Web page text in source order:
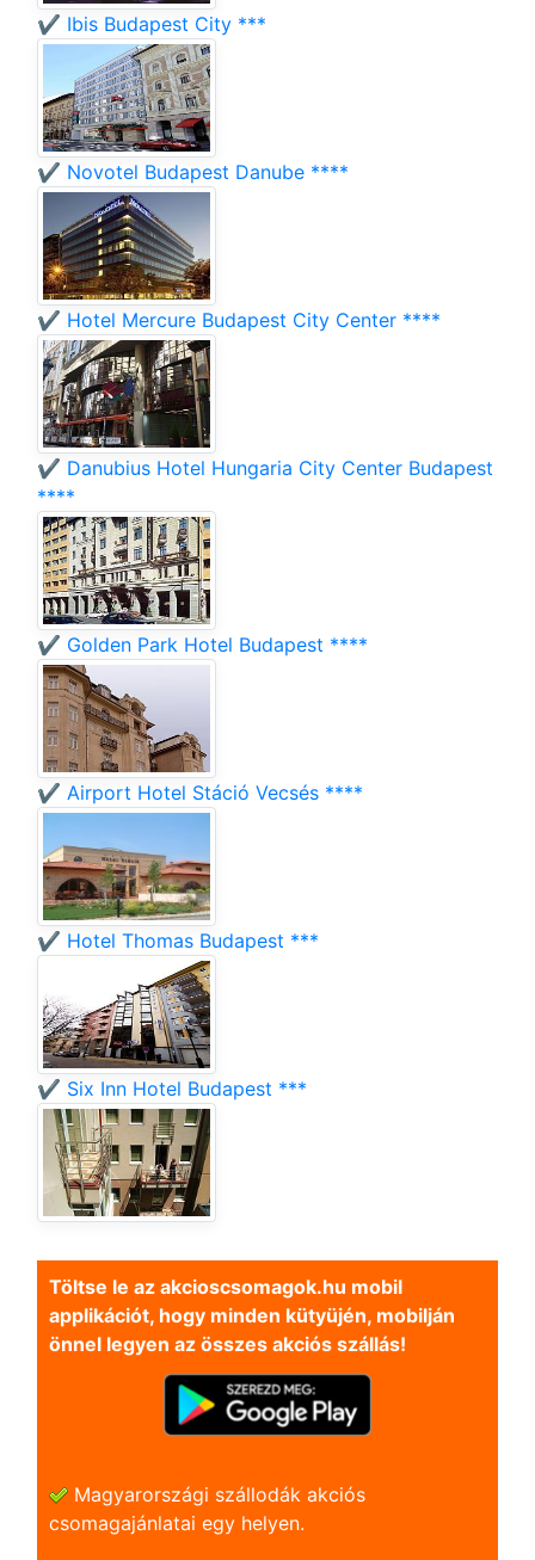
✔️ Ibis Budapest City ***
✔️ Novotel Budapest Danube ****
✔️ Hotel Mercure Budapest City Center ****
✔️ Danubius Hotel Hungaria City Center Budapest
****
✔️ Golden Park Hotel Budapest ****
✔️ Airport Hotel Stáció Vecsés ****
✔️ Hotel Thomas Budapest ***
✔️ Six Inn Hotel Budapest ***
Töltse le az akcioscsomagok.hu mobil
applikációt, hogy minden kütyüjén, mobilján
önnel legyen az összes akciós szállás!
Magyarországi szállodák akciós
csomagajánlatai egy helyen.